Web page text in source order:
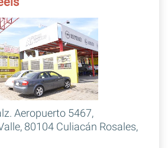
Aeropuerto 5467,
80104 Culiacán Rosales,